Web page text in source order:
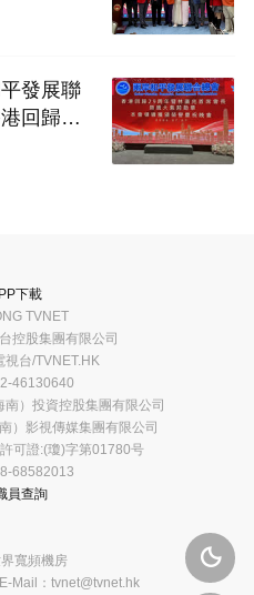
榮膺大紫

下載
TVNET
控股集團有限公司
視台/TVNET.HK
46130640
）投資控股集團有限公司
）影視傳媒集團有限公司
可證:(瓊)字第01780号
68582013
員查詢
寬頻機房
Mail：tvnet@tvnet.hk